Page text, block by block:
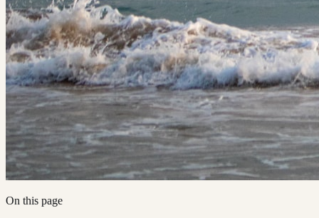
On this page